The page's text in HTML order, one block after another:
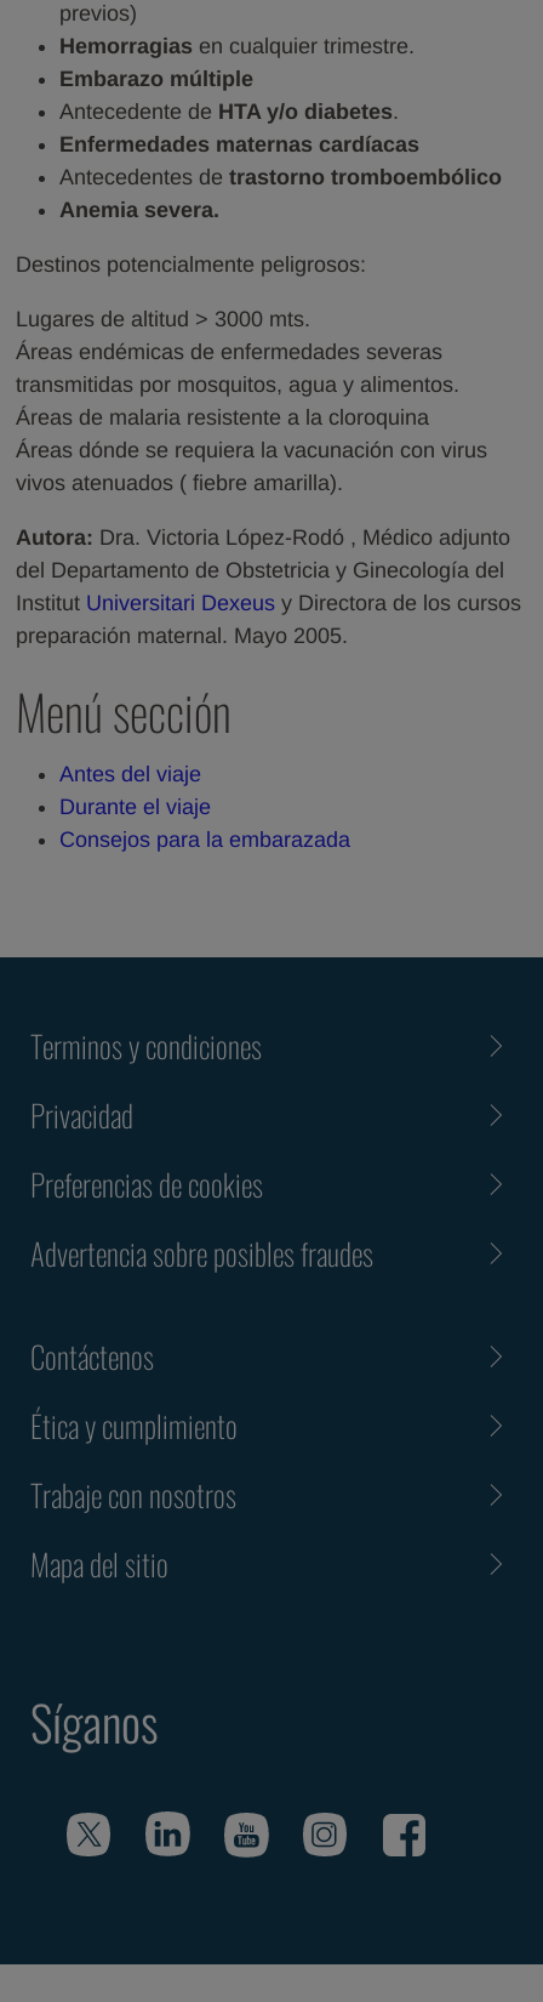
previos)
Hemorragias en cualquier trimestre.
Embarazo múltiple
Antecedente de HTA y/o diabetes.
Enfermedades maternas cardíacas
Antecedentes de trastorno tromboembólico
Anemia severa.
Destinos potencialmente peligrosos:
Lugares de altitud > 3000 mts.
Áreas endémicas de enfermedades severas
transmitidas por mosquitos, agua y alimentos.
Áreas de malaria resistente a la cloroquina
Áreas dónde se requiera la vacunación con virus
vivos atenuados ( fiebre amarilla).
Autora: Dra. Victoria López-Rodó , Médico adjunto
del Departamento de Obstetricia y Ginecología del
Institut Universitari Dexeusy Directora de los cursos
preparación maternal. Mayo 2005.
Menú sección
Antes del viaje
Durante el viaje
Consejos para la embarazada
Terminos y condiciones
Privacidad
Preferencias de cookies
Advertencia sobre posibles fraudes
Contáctenos
Ética y cumplimiento
Trabaje con nosotros
Mapa del sitio
Síganos